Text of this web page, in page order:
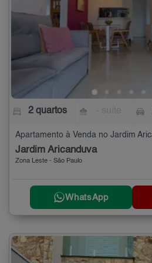
2 quartos
Jardim Aricanduva
Zona Leste - São Paulo
WhatsApp